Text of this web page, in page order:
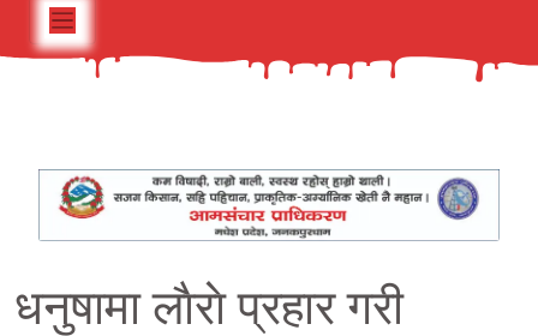
धनुषामा लाैराे प्रहार गरी